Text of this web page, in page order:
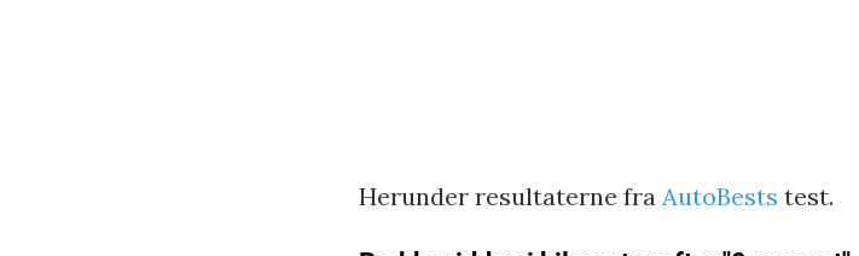
Herunder resultaterne fra AutoBests test.